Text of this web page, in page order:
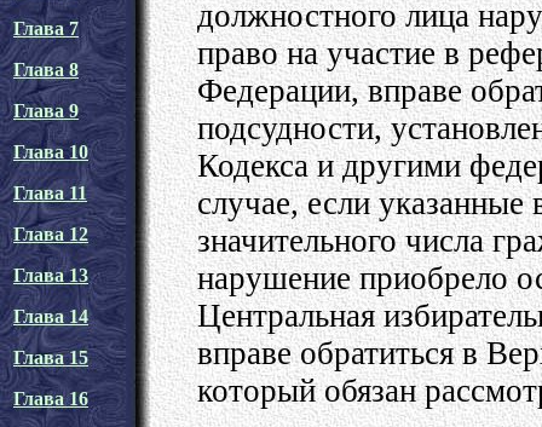
Глава 7
Глава 8
Глава 9
Глава 10
Глава 11
Глава 12
Глава 13
Глава 14
Глава 15
Глава 16
должностного лица
право на участие в
Федерации, вправе
подсудности,
Кодекса и другими
случае, если указанные
значительного числа
нарушение приобрело
Центральная
вправе обратиться в
который обязан